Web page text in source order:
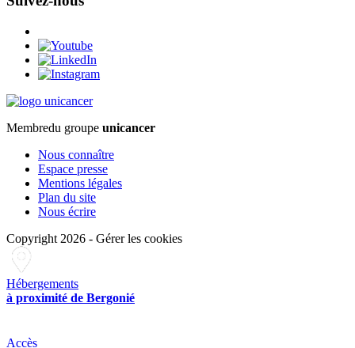
Membredu groupe unicancer
Nous connaître
Espace presse
Mentions légales
Plan du site
Nous écrire
Copyright 2026 - Gérer les cookies
Hébergements
à proximité de Bergonié
Accès